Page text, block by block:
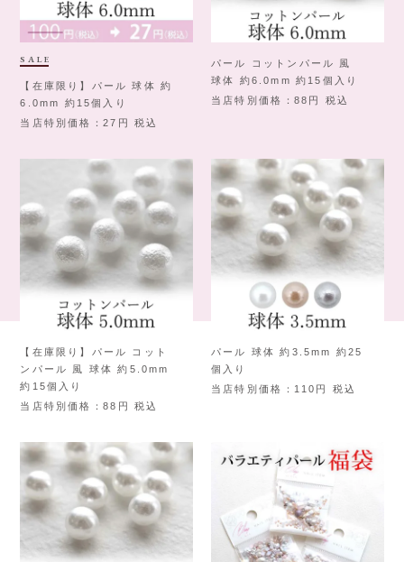
SALE
【在庫限り】パール 球体 約
6.0mm 約15個入り
当店特別価格
27 税込
パール コットンパール 風
球体 約6.0mm 約15個入り
当店特別価格
88 税込
【在庫限り】パール コット
ンパール 風 球体 約5.0mm
約15個入り
当店特別価格
88 税込
パール 球体 約3.5mm 約25
個入り
当店特別価格
110 税込